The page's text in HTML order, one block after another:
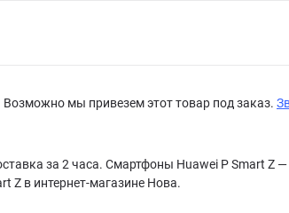
мы привезем этот товар под заказ.
за 2 часа. Смартфоны Huawei P Smart Z
Z в интернет-магазине Нова.